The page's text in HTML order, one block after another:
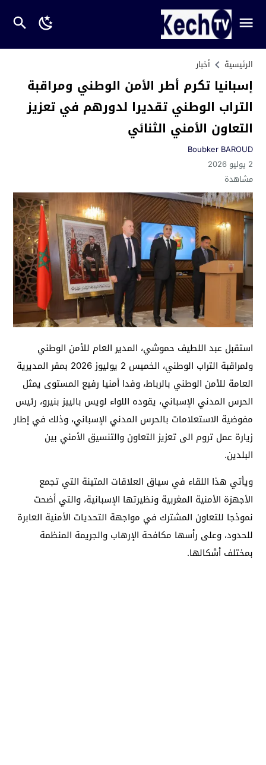
الرئيسية أخبار
إسبانيا تكرم أطر الأمن الوطني ومراقبة
التراب الوطني تقديرا لدورهم في تعزيز
التعاون الأمني الثنائي
Boubker BAROUD
2 يوليو 2026
مشاهدة
استقبل عبد اللطيف حموشي، المدير العام للأمن الوطني
ولمراقبة التراب الوطني، الخميس 2 يوليوز 2026 بمقر المديرية
العامة للأمن الوطني بالرباط، وفدا أمنيا رفيع المستوى يمثل
الحرس المدني الإسباني، يقوده اللواء لويس بالييز بنيرو، رئيس
مفوضية الاستعلامات بالحرس المدني الإسباني، وذلك في إطار
زيارة عمل تروم الى تعزيز التعاون والتنسيق الأمني بين
البلدين.
ويأتي هذا اللقاء في سياق العلاقات المتينة التي تجمع
الأجهزة الأمنية المغربية ونظيرتها الإسبانية، والتي أضحت
نموذجا للتعاون المشترك في مواجهة التحديات الأمنية العابرة
للحدود، وعلى رأسها مكافحة الإرهاب والجريمة المنظمة
بمختلف أشكالها.